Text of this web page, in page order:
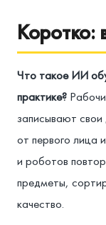
Коротко:
Что такое ИИ
практике?
записывают
от первого лица
и роботов
предметы,
качество.